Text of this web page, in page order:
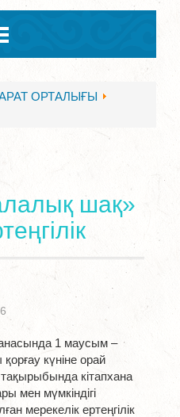
ОРТАЛЫҒЫ
шақ»
1 маусым –
күніне орай
кітапхана
мен мүмкіндігі
мерекелік ертеңгілік